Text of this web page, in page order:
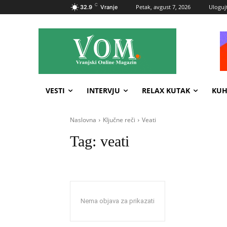
32.9 C Vranje Petak, avgust 7, 2026
VESTI INTERVJU RELAX KUTAK
Naslovna Ključne reči Veati
Tag: veati
Nema objava za prikazati